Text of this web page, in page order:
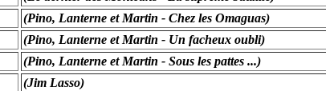
(Pino, Lanterne et Martin - Chez les Omaguas)
(Pino, Lanterne et Martin - Un facheux oubli)
(Pino, Lanterne et Martin - Sous les pattes ...)
(Jim Lasso)